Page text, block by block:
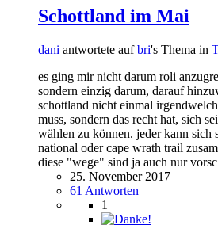
Schottland im Mai
dani antwortete aufbri's Thema in
es ging mir nicht darum roli
sondern einzig darum, darauf
schottland nicht einmal
muss, sondern das recht hat, sich
wählen zu können. jeder kann sich
national oder cape wrath trail
diese "wege" sind ja auch nur
25. November 2017
61 Antworten
1